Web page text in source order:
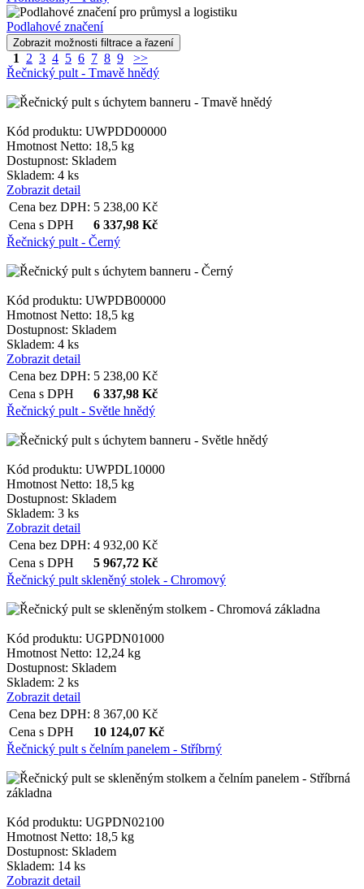
Podlahové značení
1 2 3 4 5 6 7 8 9
>>
Řečnický pult - Tmavě hnědý
Kód produktu: UWPDD00000
Hmotnost Netto: 18,5 kg
Dostupnost: Skladem
Skladem: 4 ks
Zobrazit detail
Cena bez DPH: 5 238,00 Kč
Cena s DPH
6 337,98 Kč
Řečnický pult - Černý
Kód produktu: UWPDB00000
Hmotnost Netto: 18,5 kg
Dostupnost: Skladem
Skladem: 4 ks
Zobrazit detail
Cena bez DPH: 5 238,00 Kč
Cena s DPH
6 337,98 Kč
Řečnický pult - Světle hnědý
Kód produktu: UWPDL10000
Hmotnost Netto: 18,5 kg
Dostupnost: Skladem
Skladem: 3 ks
Zobrazit detail
Cena bez DPH: 4 932,00 Kč
Cena s DPH
5 967,72 Kč
Řečnický pult skleněný stolek - Chromový
Kód produktu: UGPDN01000
Hmotnost Netto: 12,24 kg
Dostupnost: Skladem
Skladem: 2 ks
Zobrazit detail
Cena bez DPH: 8 367,00 Kč
Cena s DPH
10 124,07 Kč
Řečnický pult s čelním panelem - Stříbrný
Kód produktu: UGPDN02100
Hmotnost Netto: 18,5 kg
Dostupnost: Skladem
Skladem: 14 ks
Zobrazit detail